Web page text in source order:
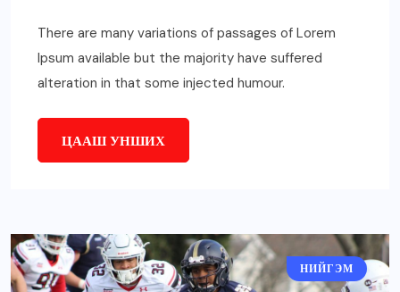
There are many variations of passages of Lorem
Ipsum available but the majority have suffered
alteration in that some injected humour.
ЦААШ УНШИХ
НИЙГЭМ